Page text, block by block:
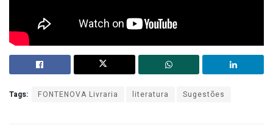
Tags: FONTENOVA Livraria literatura Sugestões